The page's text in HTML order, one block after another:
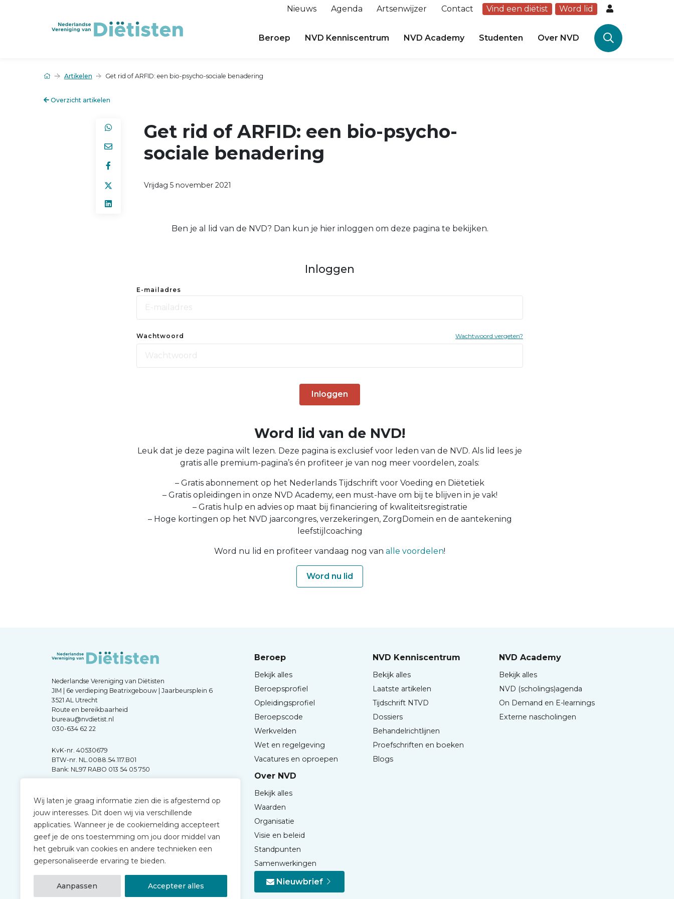
Wij laten je graag informatie zien die is afgestemd op
jouw interesses. Dit doen wij via verschillende
applicaties. Wanneer je de cookiemelding accepteert
geef je de ons toestemming om jou door middel van
het gebruik van cookies en andere technieken een
gepersonaliseerde ervaring te bieden.
Aanpassen
Accepteer alles
Nieuws Agenda Artsenwijzer Contact Vind een diëtist Word lid
Beroep NVD Kenniscentrum NVD Academy Studenten Over NVD
Artikelen Get rid of ARFID: een bio-psycho-sociale benadering
Overzicht artikelen
Get rid of ARFID: een bio-psycho-
sociale benadering
Vrijdag 5 november 2021
Ben je al lid van de NVD? Dan kun je hier inloggen om deze pagina te bekijken.
Inloggen
E-mailadres
Wachtwoord Wachtwoord vergeten?
Inloggen
Word lid van de NVD!
Leuk dat je deze pagina wilt lezen. Deze pagina is exclusief voor leden van de NVD. Als lid lees je
gratis alle premium-pagina’s én profiteer je van nog meer voordelen, zoals:
– Gratis abonnement op het Nederlands Tijdschrift voor Voeding en Diëtetiek
– Gratis opleidingen in onze NVD Academy, een must-have om bij te blijven in je vak!
– Gratis hulp en advies op maat bij financiering of kwaliteitsregistratie
– Hoge kortingen op het NVD jaarcongres, verzekeringen, ZorgDomein en de aantekening
leefstijlcoaching
Word nu lid en profiteer vandaag nog van alle voordelen!
Word nu lid
Nederlandse Vereniging van Diëtisten
JIM | 6e verdieping Beatrixgebouw | Jaarbeursplein 6
3521 AL Utrecht
Route en bereikbaarheid
bureau@nvdietist.nl
030-634 62 22
KvK-nr. 40530679
BTW-nr. NL.0088.54.117.B01
Bank: NL97 RABO 013 54 05 750
Beroep
Bekijk alles
Beroepsprofiel
Opleidingsprofiel
Beroepscode
Werkvelden
Wet en regelgeving
Vacatures en oproepen
NVD Kenniscentrum
Bekijk alles
Laatste artikelen
Tijdschrift NTVD
Dossiers
Behandelrichtlijnen
Proefschriften en boeken
Blogs
NVD Academy
Bekijk alles
NVD (scholings)agenda
On Demand en E-learnings
Externe nascholingen
Over NVD
Bekijk alles
Waarden
Organisatie
Visie en beleid
Standpunten
Samenwerkingen
Nieuwbrief